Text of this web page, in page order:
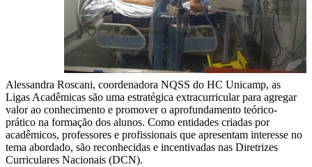
Alessandra Roscani, coordenadora NQSS do HC Unicamp, as
Ligas Acadêmicas são uma estratégica extracurricular para agregar
valor ao conhecimento e promover o aprofundamento teórico-
prático na formação dos alunos. Como entidades criadas por
acadêmicos, professores e profissionais que apresentam interesse no
tema abordado, são reconhecidas e incentivadas nas Diretrizes
Curriculares Nacionais (DCN).